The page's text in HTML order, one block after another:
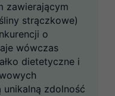
zawierającym
strączkowe)
o
wówczas
dietetyczne i
zdolność